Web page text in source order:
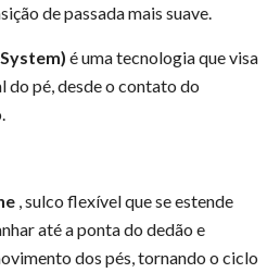
de passada mais suave.
é uma tecnologia que visa
pé, desde o contato do
, sulco flexível que se estende
até a ponta do dedão e
dos pés, tornando o ciclo